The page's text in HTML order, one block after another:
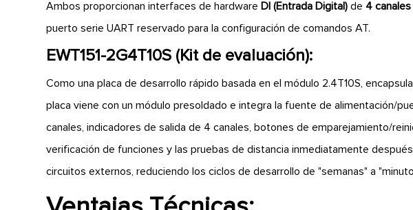
Ambos proporcionan interfaces de hardware DI (Entrada Digital) de 4 canales
puerto serie UART reservado para la configuración de comandos AT.
EWT151-2G4T10S (Kit de evaluación):
Como una placa de desarrollo rápido basada en el módulo 2.4T10S,
placa viene con un módulo presoldado e integra la fuente de alimentación/
canales, indicadores de salida de 4 canales, botones de emparejamiento/
verificación de funciones y las pruebas de distancia inmediatamente
circuitos externos, reduciendo los ciclos de desarrollo de "semanas" a